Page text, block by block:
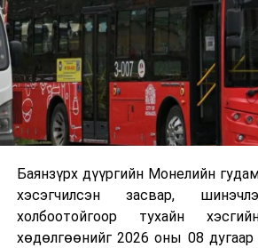
мэдээллээ.
аргаар боловсруулж,
зориулалттай. Лагийг өндөр
эзлэхүүн нь 90 хүртэл хувиар
болон бусад өвчин үүсгэгч
боломжтой.
Түүнчлэн шаталтын явцад үүсэх
болон дулааны эрчим хүч
болдог. Зарим технологийн
үлдэх үнснээс фосфор зэрэг
авах боломжтой аж.
Баянзүрх дүүргийн Монелийн
хэсэгчилсэн засвар,
холбоотойгоор тухайн
хөдөлгөөнийг 2026 оны 08